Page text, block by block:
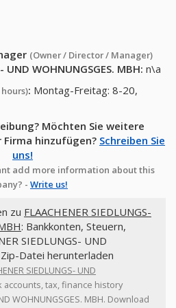
(Owner / Director / Manager)
UND WOHNUNGSGES. MBH: n\a
: Montag-Freitag: 8-20,
Möchten Sie weitere
hinzufügen? Schreiben Sie
uns!
add more information about this
- Write us!
zu FLAACHENER SIEDLUNGS-
: Bankkonten, Steuern,
SIEDLUNGS- UND
Zip-Datei herunterladen
SIEDLUNGS- UND
accounts, tax, finance history
WOHNUNGSGES. MBH. Download